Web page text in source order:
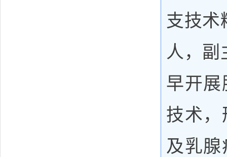
支技术
人，副
早开展
技术，
及乳